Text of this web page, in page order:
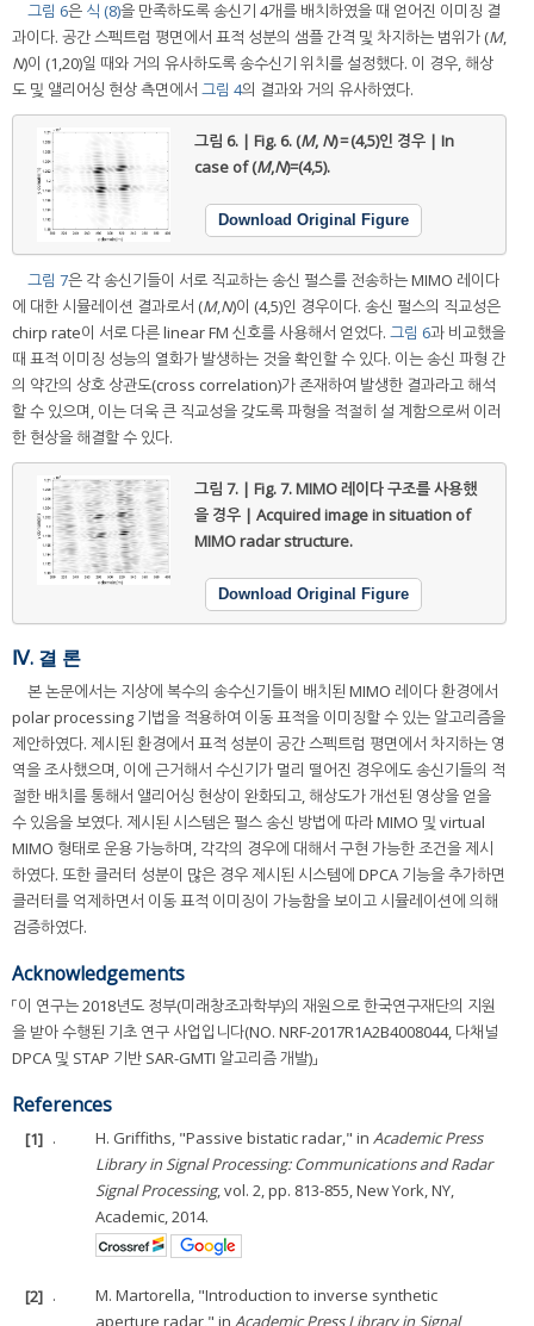
그림 6은 식 (8)을 만족하도록 송신기 4개를 배치하였을 때 얻어진 이미징 결
과이다. 공간 스펙트럼 평면에서 표적 성분의 샘플 간격 및 차지하는 범위가 (M,
N)이 (1,20)일 때와 거의 유사하도록 송수신기 위치를 설정했다. 이 경우, 해상
도 및 앨리어싱 현상 측면에서 그림 4의 결과와 거의 유사하였다.
그림 6. | Fig. 6. (M, N) = (4,5)인 경우 | In
case of (M,N)=(4,5).
Download Original Figure
그림 7은 각 송신기들이 서로 직교하는 송신 펄스를 전송하는 MIMO 레이다
에 대한 시뮬레이션 결과로서 (M,N)이 (4,5)인 경우이다. 송신 펄스의 직교성은
chirp rate이 서로 다른 linear FM 신호를 사용해서 얻었다. 그림 6과 비교했을
때 표적 이미징 성능의 열화가 발생하는 것을 확인할 수 있다. 이는 송신 파형 간
의 약간의 상호 상관도(cross correlation)가 존재하여 발생한 결과라고 해석
할 수 있으며, 이는 더욱 큰 직교성을 갖도록 파형을 적절히 설 계함으로써 이러
한 현상을 해결할 수 있다.
그림 7. | Fig. 7.MIMO 레이다 구조를 사용했
을 경우 | Acquired image in situation of
MIMO radar structure.
Download Original Figure
Ⅳ. 결 론
본 논문에서는 지상에 복수의 송수신기들이 배치된 MIMO 레이다 환경에서
polar processing 기법을 적용하여 이동 표적을 이미징할 수 있는 알고리즘을
제안하였다. 제시된 환경에서 표적 성분이 공간 스펙트럼 평면에서 차지하는 영
역을 조사했으며, 이에 근거해서 수신기가 멀리 떨어진 경우에도 송신기들의 적
절한 배치를 통해서 앨리어싱 현상이 완화되고, 해상도가 개선된 영상을 얻을
수 있음을 보였다. 제시된 시스템은 펄스 송신 방법에 따라 MIMO 및 virtual
MIMO 형태로 운용 가능하며, 각각의 경우에 대해서 구현 가능한 조건을 제시
하였다. 또한 클러터 성분이 많은 경우 제시된 시스템에 DPCA 기능을 추가하면
클러터를 억제하면서 이동 표적 이미징이 가능함을 보이고 시뮬레이션에 의해
검증하였다.
Acknowledgements
「이 연구는 2018년도 정부(미래창조과학부)의 재원으로 한국연구재단의 지원
을 받아 수행된 기초 연구 사업입니다(NO. NRF-2017R1A2B4008044, 다채널
DPCA 및 STAP 기반 SAR-GMTI 알고리즘 개발)」
References
[1] . H. Griffiths, "Passive bistatic radar," inAcademic Press
Library in Signal Processing: Communications and Radar
Signal Processing, vol. 2, pp. 813-855, New York, NY,
Academic, 2014.
[2] .
M. Martorella, "Introduction to inverse synthetic
aperture radar," inAcademic Press Library in Signal